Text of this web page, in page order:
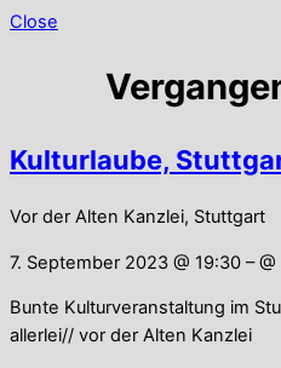
Close
Kulturlaube,
Vor der Alten Kanzlei, Stuttgart
7. September 2023 @ 19:30 –
Bunte Kulturveranstaltung im
allerlei// vor der Alten Kanzlei